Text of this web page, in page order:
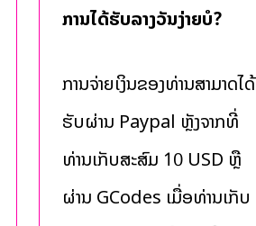
ການໄດ້ຮັບລາງວັນງ່າຍບໍ?
ການຈ່າຍເງິນຂອງທ່ານສາມາດໄດ້
ຮັບຜ່ານ Paypal ຫຼັງຈາກທີ່
ທ່ານເກັບສະສົມ 10 USD ຫຼື
ຜ່ານ GCodes ເມື່ອທ່ານເກັບ